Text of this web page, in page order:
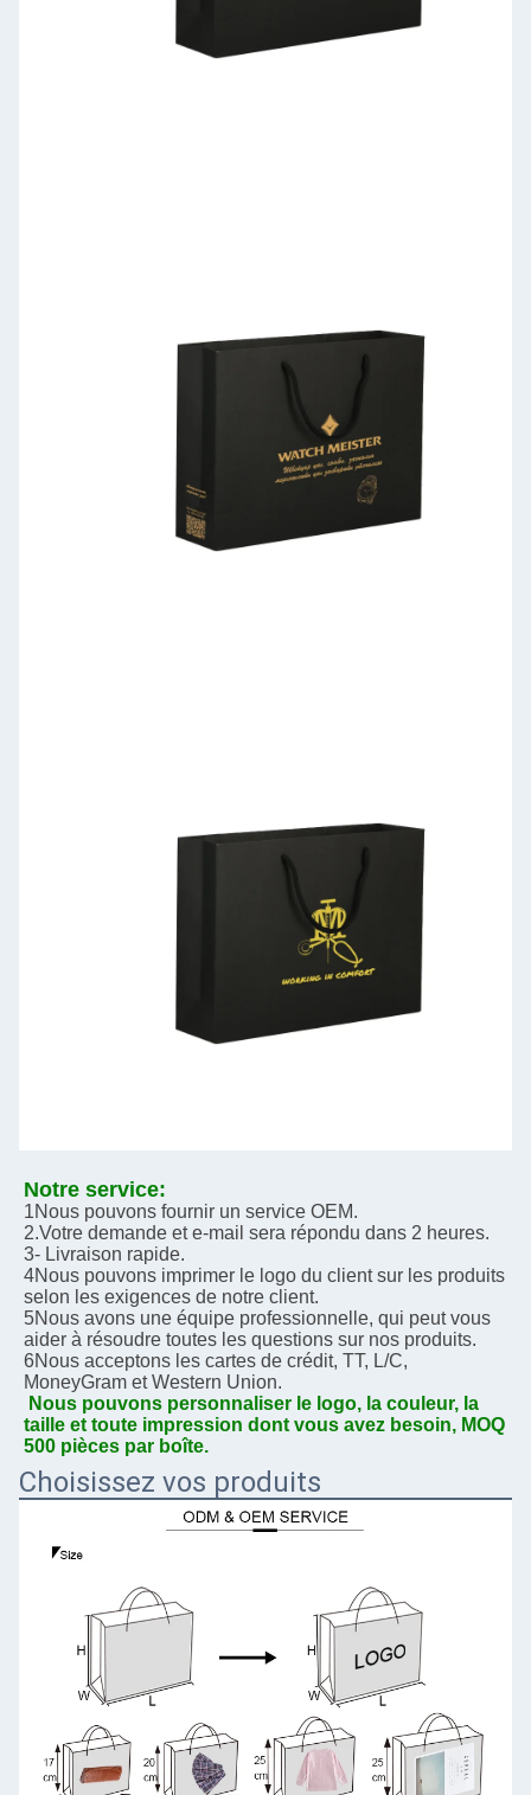
Notre service:
1Nous pouvons fournir un service OEM.
2.Votre demande et e-mail sera répondu dans 2 heures.
3- Livraison rapide.
4Nous pouvons imprimer le logo du client sur les produits
selon les exigences de notre client.
5Nous avons une équipe professionnelle, qui peut vous
aider à résoudre toutes les questions sur nos produits.
6Nous acceptons les cartes de crédit, TT, L/C,
MoneyGram et Western Union.
Nous pouvons personnaliser le logo, la couleur, la
taille et toute impression dont vous avez besoin, MOQ
500 pièces par boîte.
Choisissez vos produits